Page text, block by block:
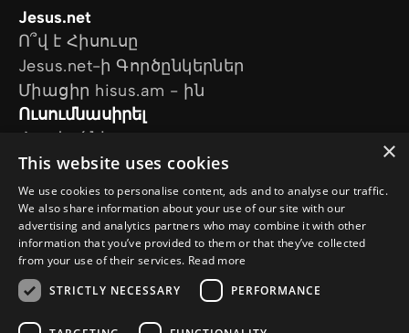
Jesus.net
Ո՞վ է Հիսուսը
Jesus.net-ի Գործընկերներ
Միացիր hisus.am - ին
Ուսումնասիրել
Հոդվածներ
Տեսանյութեր
Մեր նախագծերը
Ես հարց ունեմ
Հետևեք մեզ
×
This website uses cookies
We use cookies to personalise content, ads and to analyse our traffic.
We also share information about your use of our site with our
advertising and analytics partners who may combine it with other
information that you’ve provided to them or that they’ve collected
from your use of their services. Read more
STRICTLY NECESSARY
PERFORMANCE